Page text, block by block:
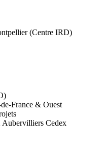
(Centre IRD)
France & Ouest
Aubervilliers Cedex